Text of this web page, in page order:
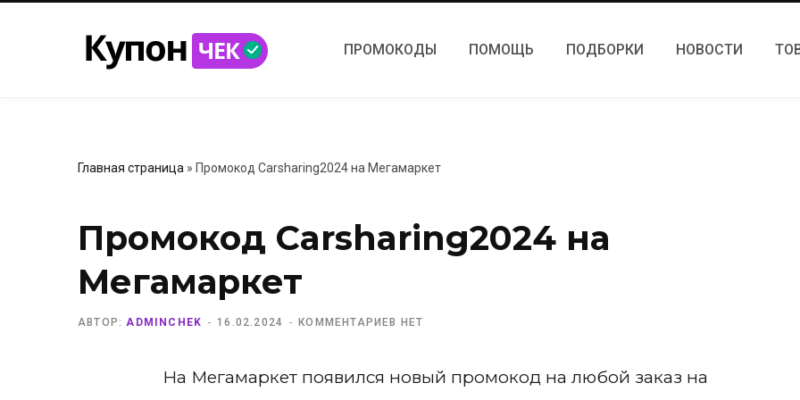
ПРОМОКОДЫ ПОМОЩЬ ПОДБОРКИ НОВОСТИ
Главная страница » Промокод Carsharing2024 на Мегамаркет
Промокод Carsharing2024 на
Мегамаркет
АВТОР: ADMINCHEK 16.02.2024 КОММЕНТАРИЕВ НЕТ
На Мегамаркет появился новый промокод на любой заказ на